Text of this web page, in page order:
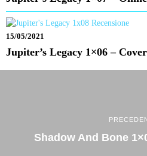
15/05/2021
Jupiter’s Legacy 1×06 –
Shadow And Bone